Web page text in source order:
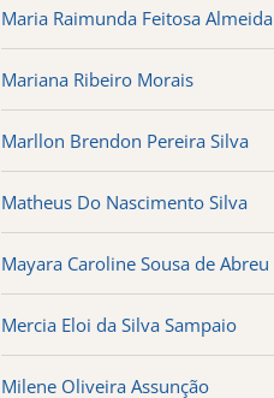
Maria Raimunda Feitosa Almeida
Mariana Ribeiro Morais
Marllon Brendon Pereira Silva
Matheus Do Nascimento Silva
Mayara Caroline Sousa de Abreu
Mercia Eloi da Silva Sampaio
Milene Oliveira Assunção